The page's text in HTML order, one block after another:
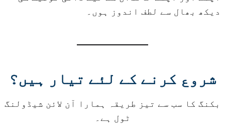
دیکھ بھال سے لطف اندوز ہوں۔
شروع کرنے کے لئے تیار ہیں؟
بکنگ کا سب سے تیز طریقہ ہمارا آن لائن شیڈولنگ
ٹول ہے۔